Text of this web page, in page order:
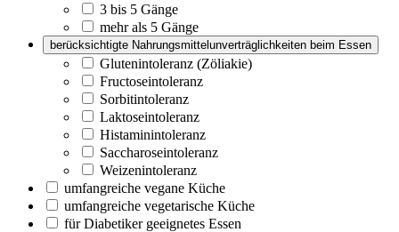
3 bis 5 Gänge
mehr als 5 Gänge
berücksichtigte Nahrungsmittelunverträglichkeiten beim Essen
Glutenintoleranz (Zöliakie)
Fructoseintoleranz
Sorbitintoleranz
Laktoseintoleranz
Histaminintoleranz
Saccharoseintoleranz
Weizenintoleranz
umfangreiche vegane Küche
umfangreiche vegetarische Küche
für Diabetiker geeignetes Essen